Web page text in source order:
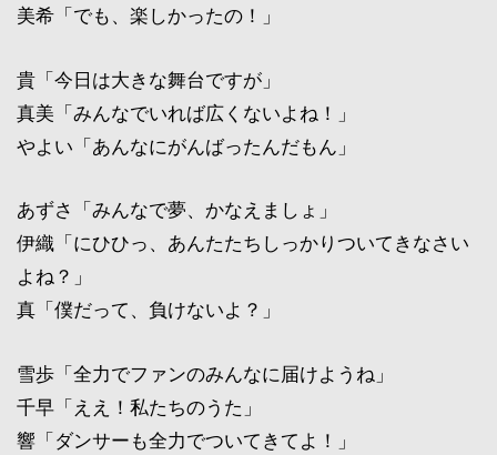
美希「でも、楽しかったの！」
貴「今日は大きな舞台ですが」
真美「みんなでいれば広くないよね！」
やよい「あんなにがんばったんだもん」
あずさ「みんなで夢、かなえましょ」
伊織「にひひっ、あんたたちしっかりついてきなさい
よね？」
真「僕だって、負けないよ？」
雪歩「全力でファンのみんなに届けようね」
千早「ええ！私たちのうた」
響「ダンサーも全力でついてきてよ！」